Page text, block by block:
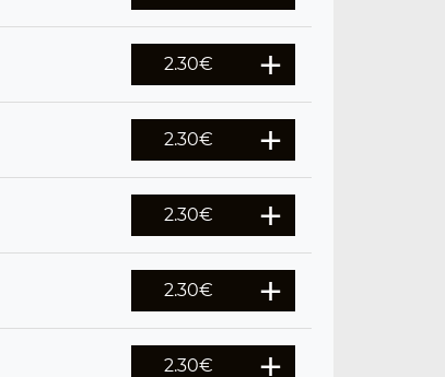
2.30€
2.30€
2.30€
2.30€
2.30€